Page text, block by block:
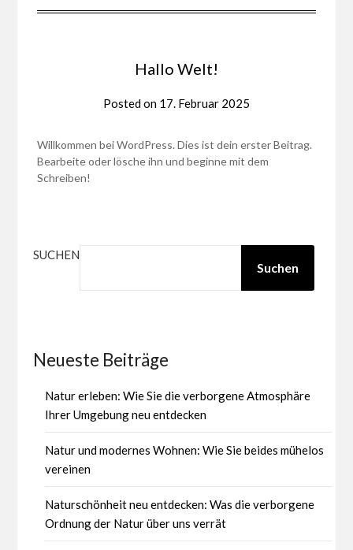
Hallo Welt!
Posted on 17. Februar 2025
Willkommen bei WordPress. Dies ist dein erster Beitrag.
Bearbeite oder lösche ihn und beginne mit dem
Schreiben!
SUCHEN
Suchen
Neueste Beiträge
Natur erleben: Wie Sie die verborgene Atmosphäre
Ihrer Umgebung neu entdecken
Natur und modernes Wohnen: Wie Sie beides mühelos
vereinen
Naturschönheit neu entdecken: Was die verborgene
Ordnung der Natur über uns verrät